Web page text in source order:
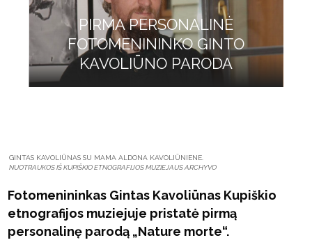
PIRMA PERSONALINĖ
FOTOMENININKO GINTO
KAVOLIŪNO PARODA
GINTAS KAVOLIŪNAS SU MAMA ALDONA KAVOLIŪNIENE.
NUOTRAUKOS IŠ KUPIŠKIO ETNOGRAFIJOS MUZIEJAUS ARCHYVO
Fotomenininkas Gintas Kavoliūnas Kupiškio
etnografijos muziejuje pristatė pirmą
personalinę parodą „Nature morte“.